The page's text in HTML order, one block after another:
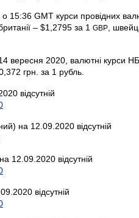
о 15:36 GMT курси провідних
– $1,2795 за 1 GBP ,
вересня 2020, валютні курси
грн. за 1 рубль.
відсутній
на 12.09.2020 відсутній
12.09.2020 відсутній
відсутній